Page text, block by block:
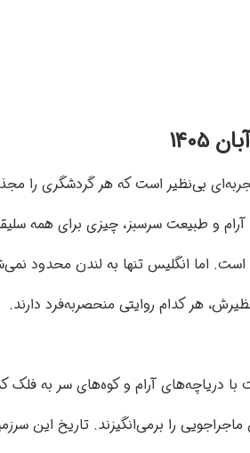
تجربه‌ای بی‌نظیر است که هر گردشگری را
و طبیعت سرسبز، چیزی برای همه
است. اما انگلیس تنها به لندن محدود
هر کدام روایتی منحصربه‌فرد دارند.
دریاچه‌های آرام و کوه‌های سر به فلک
را برمی‌انگیزند. تاریخ این